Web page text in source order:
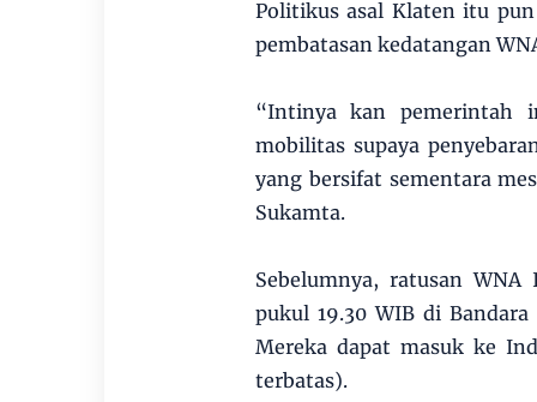
Politikus asal Klaten itu
pembatasan kedatangan
“Intinya kan pemerintah
mobilitas supaya
yang bersifat sementara
Sukamta.
Sebelumnya, ratusan
pukul 19.30 WIB di
Mereka dapat masuk ke
terbatas).